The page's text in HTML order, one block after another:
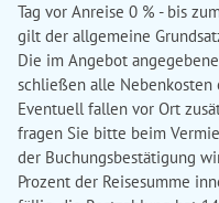
Tag vor Anreise 0 % - bis
gilt der allgemeine
Die im Angebot
schließen alle Nebenkosten
Eventuell fallen vor Ort
fragen Sie bitte beim
der Buchungsbestätigung
Prozent der Reisesumme